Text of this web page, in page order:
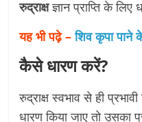
रुद्राक्षज्ञान प्राप्ति के लिए
यह भी पढ़े – शिव कृपा पाने
कैसे धारण करें?
रुद्राक्ष स्वभाव से ही
धारण किया जाए तो उसका